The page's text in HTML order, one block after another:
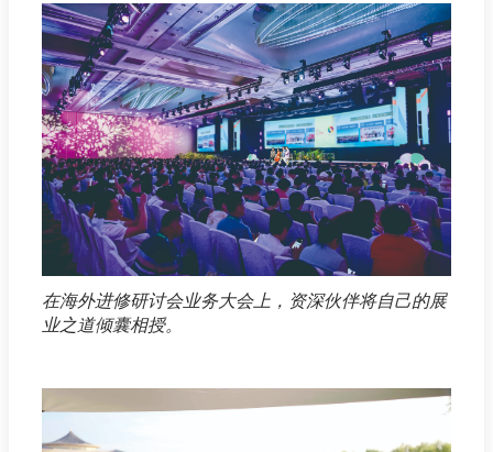
在海外进修研讨会业务大会上，资深伙伴将自己的展
业之道倾囊相授。